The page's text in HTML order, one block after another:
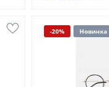
-20% Новинка